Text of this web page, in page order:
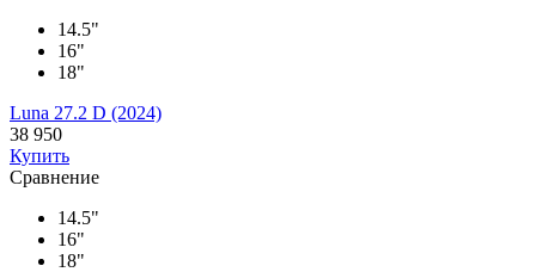
14.5"
16"
18"
Luna 27.2 D (2024)
38 950
Купить
Сравнение
14.5"
16"
18"